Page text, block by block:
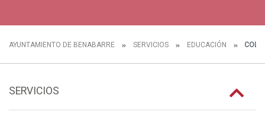
AYUNTAMIENTO DE BENABARRE SERVICIOS EDUCACIÓN
SERVICIOS